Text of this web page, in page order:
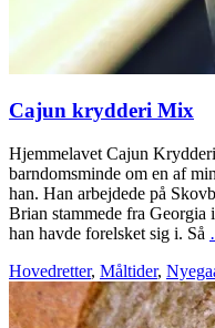
Cajun krydderi Mix
Hjemmelavet Cajun
barndomsminde om en af
han. Han arbejdede på
Brian stammede fra
han havde forelsket sig i. Så
Hovedretter, Måltider,